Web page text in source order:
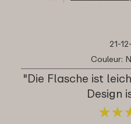
21-
Couleur:
"Die Flasche ist
Design
★★
★★